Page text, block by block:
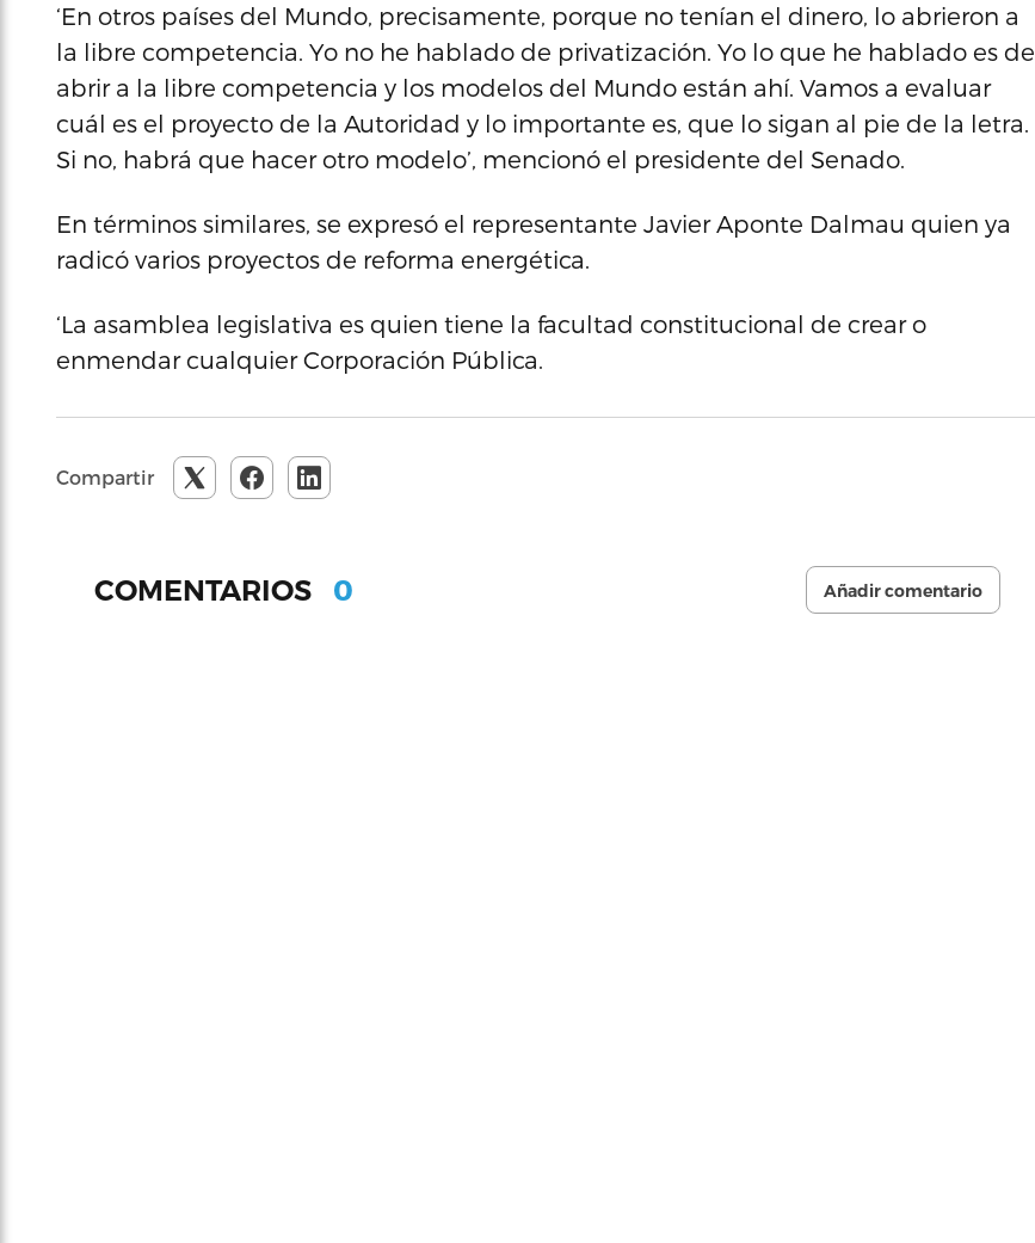
‘En otros países del Mundo, precisamente, porque no tenían el dinero, lo abrieron a
la libre competencia. Yo no he hablado de privatización. Yo lo que he hablado es de
abrir a la libre competencia y los modelos del Mundo están ahí. Vamos a evaluar
cuál es el proyecto de la Autoridad y lo importante es, que lo sigan al pie de la letra.
Si no, habrá que hacer otro modelo’, mencionó el presidente del Senado.
En términos similares, se expresó el representante Javier Aponte Dalmau quien ya
radicó varios proyectos de reforma energética.
‘La asamblea legislativa es quien tiene la facultad constitucional de crear o
enmendar cualquier Corporación Pública.
Compartir
COMENTARIOS 0 Añadir comentario